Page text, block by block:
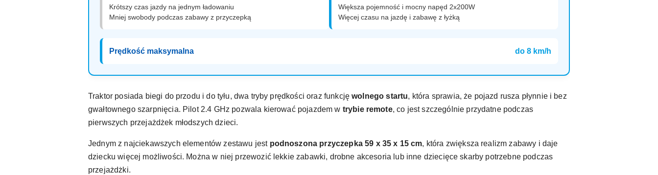
Krótszy czas jazdy na jednym ładowaniu
Mniej swobody podczas zabawy z przyczepką
Większa pojemność i mocny napęd 2x200W
Więcej czasu na jazdę i zabawę z łyżką
Prędkość maksymalna do 8 km/h
Traktor posiada biegi do przodu i do tyłu, dwa tryby prędkości oraz funkcjęwolnego startu, która sprawia, że pojazd rusza płynnie i bez
gwałtownego szarpnięcia. Pilot 2.4 GHz pozwala kierować pojazdem w trybie remote, co jest szczególnie przydatne podczas
pierwszych przejażdżek młodszych dzieci.
Jednym z najciekawszych elementów zestawu jest podnoszona przyczepka 59 x 35 x 15 cm, która zwiększa realizm zabawy i daje
dziecku więcej możliwości. Można w niej przewozić lekkie zabawki, drobne akcesoria lub inne dziecięce skarby potrzebne podczas
przejażdżki.